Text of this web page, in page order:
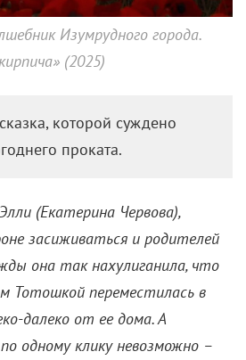
Изумрудного города.
(2025)
которой суждено
проката.
(Екатерина Червова),
засиживаться и родителей
она так нахулиганила, что
Тотошкой переместилась в
далеко от ее дома. А
одному клику невозможно –